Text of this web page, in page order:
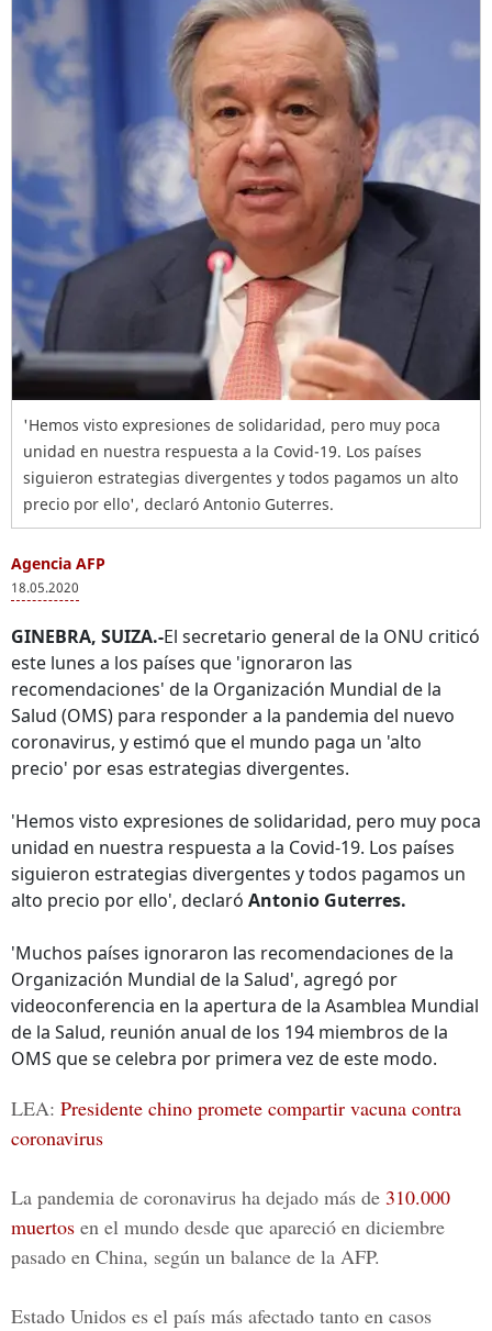
'Hemos visto expresiones de solidaridad, pero muy poca
unidad en nuestra respuesta a la Covid-19. Los países
siguieron estrategias divergentes y todos pagamos un alto
precio por ello', declaró Antonio Guterres.
Agencia AFP
18.05.2020
GINEBRA, SUIZA.-El secretario general de la ONU criticó
este lunes a los países que 'ignoraron las
recomendaciones' de la Organización Mundial de la
Salud (OMS) para responder a la pandemia del nuevo
coronavirus, y estimó que el mundo paga un 'alto
precio' por esas estrategias divergentes.
'Hemos visto expresiones de solidaridad, pero muy poca
unidad en nuestra respuesta a la Covid-19. Los países
siguieron estrategias divergentes y todos pagamos un
alto precio por ello', declaró Antonio Guterres.
'Muchos países ignoraron las recomendaciones de la
Organización Mundial de la Salud', agregó por
videoconferencia en la apertura de la Asamblea Mundial
de la Salud, reunión anual de los 194 miembros de la
OMS que se celebra por primera vez de este modo.
LEA: Presidente chino promete compartir vacuna contra
coronavirus
La pandemia de coronavirus ha dejado más de 310.000
muertos en el mundo desde que apareció en diciembre
pasado en China, según un balance de la AFP.
Estado Unidos es el país más afectado tanto en casos